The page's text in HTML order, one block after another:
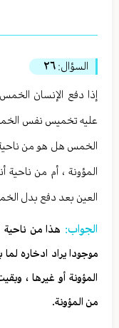
السؤال: ٢٦
إذا دفع الإنسان
عليه تخميس نفس
الخمس هل هو من
المؤونة ، أم من
العين بعد دفع بدل
الجواب: هذا من
موجودا يراد ادخاره
المؤونة أو غيرها ،
من المؤونة.